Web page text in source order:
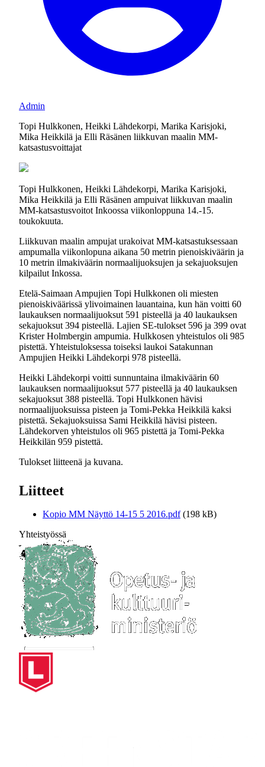
Admin
Topi Hulkkonen, Heikki Lähdekorpi, Marika Karisjoki,
Mika Heikkilä ja Elli Räsänen liikkuvan maalin MM-
katsastusvoittajat
Topi Hulkkonen, Heikki Lähdekorpi, Marika Karisjoki,
Mika Heikkilä ja Elli Räsänen ampuivat liikkuvan maalin
MM-katsastusvoitot Inkoossa viikonloppuna 14.-15.
toukokuuta.
Liikkuvan maalin ampujat urakoivat MM-katsastuksessaan
ampumalla viikonlopuna aikana 50 metrin pienoiskiväärin ja
10 metrin ilmakiväärin normaalijuoksujen ja sekajuoksujen
kilpailut Inkossa.
Etelä-Saimaan Ampujien Topi Hulkkonen oli miesten
pienoiskiväärissä ylivoimainen lauantaina, kun hän voitti 60
laukauksen normaalijuoksut 591 pisteellä ja 40 laukauksen
sekajuoksut 394 pisteellä. Lajien SE-tulokset 596 ja 399 ovat
Krister Holmbergin ampumia. Hulkkosen yhteistulos oli 985
pistettä. Yhteistuloksessa toiseksi laukoi Satakunnan
Ampujien Heikki Lähdekorpi 978 pisteellä.
Heikki Lähdekorpi voitti sunnuntaina ilmakiväärin 60
laukauksen normaalijuoksut 577 pisteellä ja 40 laukauksen
sekajuoksut 388 pisteellä. Topi Hulkkonen hävisi
normaalijuoksuissa pisteen ja Tomi-Pekka Heikkilä kaksi
pistettä. Sekajuoksuissa Sami Heikkilä hävisi pisteen.
Lähdekorven yhteistulos oli 965 pistettä ja Tomi-Pekka
Heikkilän 959 pistettä.
Tulokset liitteenä ja kuvana.
Liitteet
Kopio MM Näyttö 14-15 5 2016.pdf (198 kB)
Yhteistyössä